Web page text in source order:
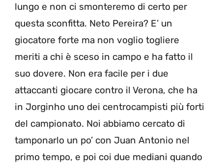
lungo e non ci smonteremo di certo per
questa sconfitta. Neto Pereira? E’ un
giocatore forte ma non voglio togliere
meriti a chi è sceso in campo e ha fatto il
suo dovere. Non era facile per i due
attaccanti giocare contro il Verona, che ha
in Jorginho uno dei centrocampisti più forti
del campionato. Noi abbiamo cercato di
tamponarlo un po’ con Juan Antonio nel
primo tempo, e poi coi due mediani quando